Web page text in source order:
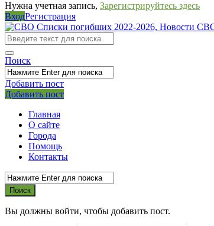
Нужна учетная запись, Зарегистрируйтесь здесь
ВходРегистрация
СВО
Списки
погибших
2022-
2026,
Новости
СВО
Поиск
Добавить пост
Мобильное
меню
Выйти
Добавить пост
Главная
О сайте
Города
Помощь
Контакты
Вы должны войти, чтобы добавить пост.